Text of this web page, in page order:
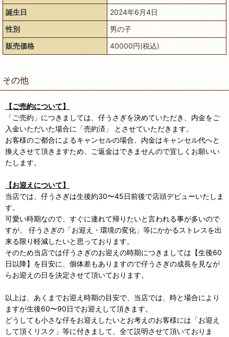
誕生日
2024年6月4日
性別
男の子
販売価格
40000円(税込)
その他
【ご売約について】
「ご売約」につきましては、仔うさぎを決めていただき、内金をご
入金いただいた場合に「売約済」 とさせていただきます。
お客様のご都合によるキャンセルの場合、内金はキャンセル代へと
換えさせて頂きますため、ご返金はできませんので宜しくお願いい
たします。
【お迎えについて】
当店では、仔うさぎは生後約30〜45日前後で店頭デビューいたしま
す。
可愛い時期なので、すぐに連れて帰りたいと言われる事が多いので
すが、 仔うさぎの「お迎え・環境の変化」等にかかるストレスを出
来る限り軽減したいと思っております。
そのため当店では仔うさぎのお迎えの時期につきましては【生後60
日以降】を目安に、個体差もありますので仔うさぎの成長を見なが
らお迎えの日を決定させて頂いております。
以上は、あくまでお迎え時期の目安で、当店では、時と場合により
ますが生後60〜90日でお迎えして頂きます。
どうしても小さな仔をお迎えしたいとお考えのお客様には「お迎え
して頂くリスク」等に付きまして、全て説明させて頂いておりま